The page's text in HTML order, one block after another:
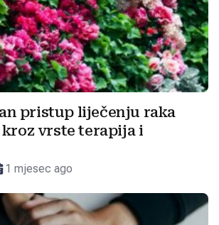
pristup liječenju raka
vrste terapija i
1 mjesec ago